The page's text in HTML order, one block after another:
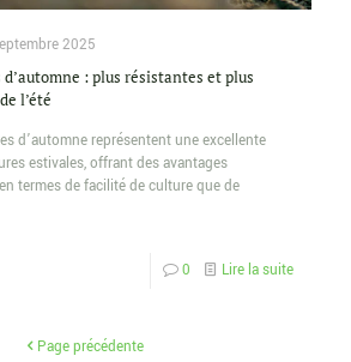
2025
: plus résistantes et plus
l’été
d’automne représentent une excellente
estivales, offrant des avantages
termes de facilité de culture que de
0 Lire la suite
Page précédente